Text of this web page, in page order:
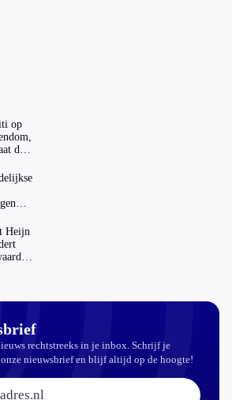
op
dat
Heijn
rechtstreeks in je inbox. Schrijf je
nieuwsbrief en blijf altijd op de hoogte!